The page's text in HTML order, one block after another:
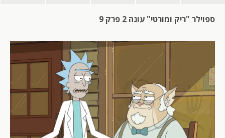
ספוילר "ריק ומורטי" עונה 2 פרק 9